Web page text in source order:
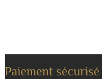
Paiement sécurisé